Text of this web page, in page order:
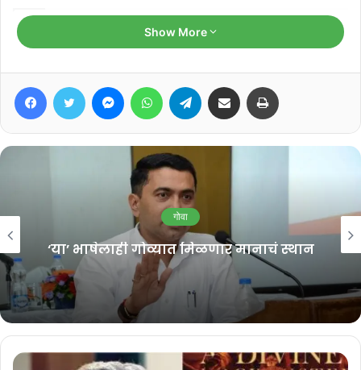
केजरीवालांचा ‘भाजप हटाओ, गाडी बचाओ’
मुरगाव समर फेस्टिव्हलवर ₹२.५३ कोटी खर्च;
मूलभूत सुविधांकडे दुर्लक्षाचा काँग्रेसचा आरोप
August 8, 2026
अमित पाटकर म्हणाले की, लोकशाही पद्धतीने झालेल्या निवडणुकीत तळागाळातून वर
येवून सर्वोच्च स्थानी पोहोचलेल्या आमच्या नवीन राष्ट्रीय अध्यक्षांच्या अनुभवी
मार्गदर्शनामुळे काँग्रेस पक्ष आणखी मजबूत होईल, असा आम्हाला विश्वास आहे.
आजच्या कार्यक्रमाला मी उपस्थित राहू शकलो नसलो तरी काँग्रेस पक्ष
संघटनेसोबत एकसंघपणे काम करण्यास काँग्रेस विधिमंडळ पक्ष कटिबद्ध आहे.
गोव्यातील लोकांचे प्रश्न आम्ही सोडविण्याचा प्रयत्न करू . गोव्यात लवकरच एक
मजबूत काँग्रेस दिसेल, असा विश्वास विरोधी पक्षनेते युरी आलेमाव यांनी व्यक्त केला.
Show More
FacebookTwitter MessengerWhatsAppTelegram Share via Email
गोवा
‘या’ भाषेलाही गोव्यात मिळणार मानाचं स्थान